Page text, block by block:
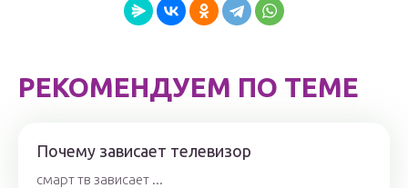
РЕКОМЕНДУЕМ ПО ТЕМЕ
Почему зависает телевизор
смарт тв зависает ...